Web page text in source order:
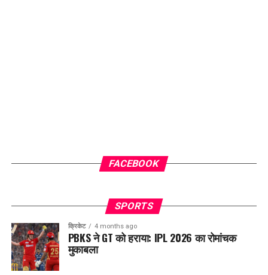
FACEBOOK
SPORTS
क्रिकेट 4 months ago
PBKS ने GT को हराया: IPL 2026 का रोमांचक
मुकाबला